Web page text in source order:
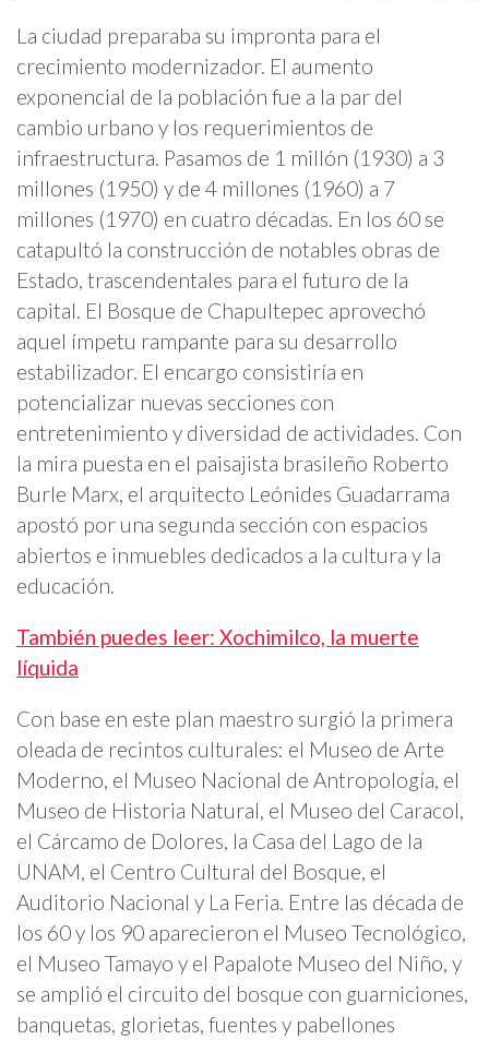
La ciudad preparaba su impronta para el
crecimiento modernizador. El aumento
exponencial de la población fue a la par del
cambio urbano y los requerimientos de
infraestructura. Pasamos de 1 millón (1930) a 3
millones (1950) y de 4 millones (1960) a 7
millones (1970) en cuatro décadas. En los 60 se
catapultó la construcción de notables obras de
Estado, trascendentales para el futuro de la
capital. El Bosque de Chapultepec aprovechó
aquel ímpetu rampante para su desarrollo
estabilizador. El encargo consistiría en
potencializar nuevas secciones con
entretenimiento y diversidad de actividades. Con
la mira puesta en el paisajista brasileño Roberto
Burle Marx, el arquitecto Leónides Guadarrama
apostó por una segunda sección con espacios
abiertos e inmuebles dedicados a la cultura y la
educación.
También puedes leer: Xochimilco, la muerte
líquida
Con base en este plan maestro surgió la primera
oleada de recintos culturales: el Museo de Arte
Moderno, el Museo Nacional de Antropología, el
Museo de Historia Natural, el Museo del Caracol,
el Cárcamo de Dolores, la Casa del Lago de la
UNAM, el Centro Cultural del Bosque, el
Auditorio Nacional y La Feria. Entre las década de
los 60 y los 90 aparecieron el Museo Tecnológico,
el Museo Tamayo y el Papalote Museo del Niño, y
se amplió el circuito del bosque con guarniciones,
banquetas, glorietas, fuentes y pabellones